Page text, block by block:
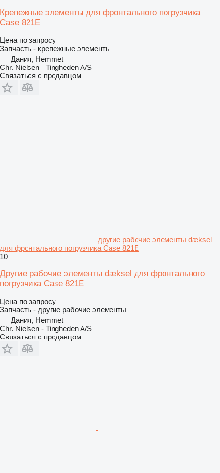
Крепежные элементы для фронтального погрузчика
Case 821E
Цена по запросу
Запчасть - крепежные элементы
Дания, Hemmet
Chr. Nielsen - Tingheden A/S
Связаться с продавцом
другие рабочие элементы dæksel
для фронтального погрузчика Case 821E
10
Другие рабочие элементы dæksel для фронтального
погрузчика Case 821E
Цена по запросу
Запчасть - другие рабочие элементы
Дания, Hemmet
Chr. Nielsen - Tingheden A/S
Связаться с продавцом